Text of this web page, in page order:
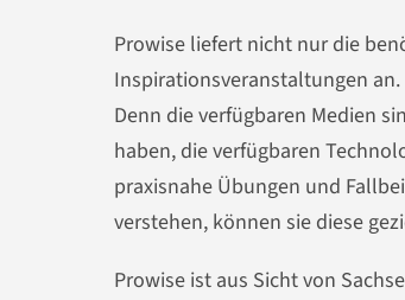
Prowise liefert nicht nur die
Inspirationsveranstaltungen
Denn die verfügbaren Medien
haben, die verfügbaren
praxisnahe Übungen und
verstehen, können sie diese
Prowise ist aus Sicht von